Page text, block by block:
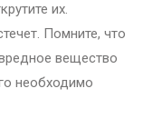
их.
Помните, что
вещество
необходимо